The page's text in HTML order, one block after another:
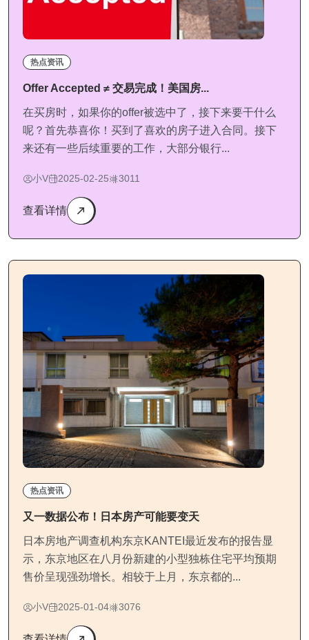
热点资讯
Offer Accepted ≠ 交易完成！美国房...
在买房时，如果你的offer被选中了，接下来要干什么
呢？首先恭喜你！买到了喜欢的房子进入合同。接下
来还有一些后续重要的工作，大部分银行...
小V 2025-02-25 3011
查看详情
热点资讯
又一数据公布！日本房产可能要变天
日本房地产调查机构东京KANTEI最近发布的报告显
示，东京地区在八月份新建的小型独栋住宅平均预期
售价呈现强劲增长。相较于上月，东京都的...
小V 2025-01-04 3076